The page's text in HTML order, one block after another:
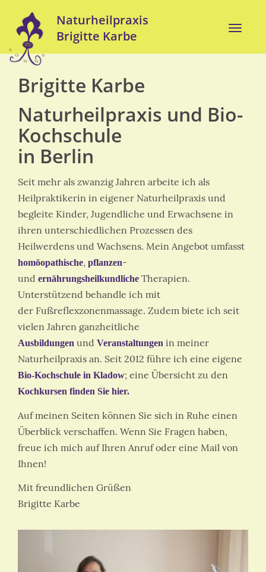
zum
Inhalt
Naturheilpraxis
Brigitte Karbe
Toggle
Brigitte Karbe
Naturheilpraxis und Bio-
Kochschule
in Berlin
Seit mehr als zwanzig Jahren arbeite ich als
Heilpraktikerin in eigener Naturheilpraxis und
begleite Kinder, Jugendliche und Erwachsene in
ihren unterschiedlichen Prozessen des
Heilwerdens und Wachsens. Mein Angebot umfasst
homöopathische, pflanzen-
und ernährungsheilkundliche Therapien.
Unterstützend behandle ich mit
der Fußreflexzonenmassage. Zudem biete ich seit
vielen Jahren ganzheitliche
Ausbildungen und Veranstaltungen in meiner
Naturheilpraxis an. Seit 2012 führe ich eine eigene
Bio-Kochschule in Kladow; eine Übersicht zu den
Kochkursen finden Sie hier.
Auf meinen Seiten können Sie sich in Ruhe einen
Überblick verschaffen. Wenn Sie Fragen haben,
freue ich mich auf Ihren Anruf oder eine Mail von
Ihnen!
Mit freundlichen Grüßen
Brigitte Karbe